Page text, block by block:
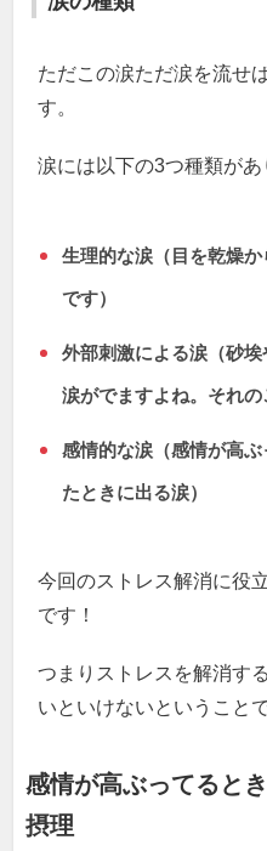
ただこの涙ただ涙を流せ
す。
涙には以下の3つ種類があ
生理的な涙（目を乾燥
です）
外部刺激による涙（砂
涙がでますよね。それの
感情的な涙（感情が高
たときに出る涙）
今回のストレス解消に役
です！
つまりストレスを解消す
いといけないということ
感情が高ぶってると
摂理